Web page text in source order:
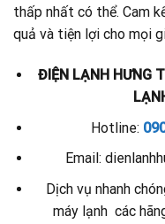
thấp nhất có thể. Cam
quả và tiện lợi cho mọi
ĐIỆN LẠNH HƯNG
Hotline:
Email:
Dịch vụ nhanh
máy lạnh các